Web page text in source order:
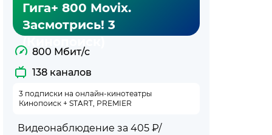
Гига+ 800 Movix.
Засмотрись! 3
(Кинопоиск)
800 Мбит/с
138 каналов
3 подписки на онлайн-кинотеатры
Кинопоиск + START, PREMIER
Видеонаблюдение за 405 ₽/